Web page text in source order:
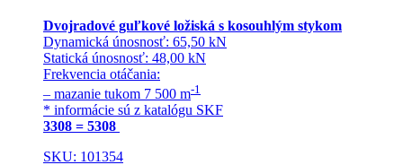
Dvojradové guľkové ložiská s kosouhlým stykom
Dynamická únosnosť: 65,50 kN
Statická únosnosť: 48,00 kN
Frekvencia otáčania:
– mazanie tukom 7 500 m-1
* informácie sú z katalógu SKF
3308 = 5308
SKU: 101354